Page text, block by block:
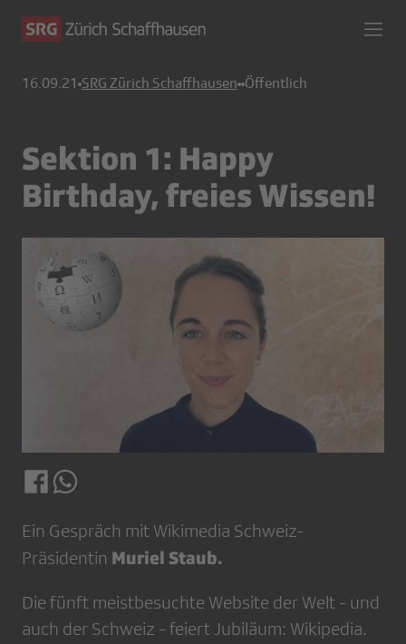
16.09.21 SRG Zürich Schaffhausen Öffentlich
Sektion 1: Happy
Birthday, freies Wissen!
Ein Gespräch mit Wikimedia Schweiz-
Präsidentin Muriel Staub.
Die fünft meistbesuchte Website der Welt - und
auch der Schweiz - feiert Jubiläum: Wikipedia.